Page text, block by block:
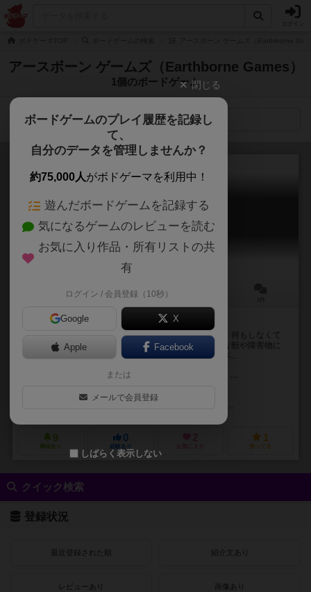
アースボーン ゲームズ（Earthborne Games）
1個のボードゲーム
検索メニュー
アースボーン・レンジャーズ
Earthborne Rangers
60～240分
谷の住人に、オレはなるっ！！
レンジャーとして、谷で生活します。何をしてもいい。何もしなくて
もいい。オープンワールド。谷の住人と出会い、危険な獣や障害物に
行く手を阻まれ、さまざまなイベントが起きます。イベ...
アンドリュー・フィッシャー（Andrew Fischer）
9
興味あり
0
経験あり お気に入り
1
持ってる
クイック検索
登録状況
最近登録された順 紹介文あり
レビューあり 画像あり
閉じる
ボードゲームのプレイ履歴を記録し
て、
自分のデータを管理しませんか？
約75,000人がボドゲーマを利用中！
遊んだボードゲームを記録する
気になるゲームのレビューを読む
お気に入り作品・所有リストの共
有
ログイン / 会員登録（10秒）
Google X
Apple Facebook
または
メールで会員登録
しばらく表示しない